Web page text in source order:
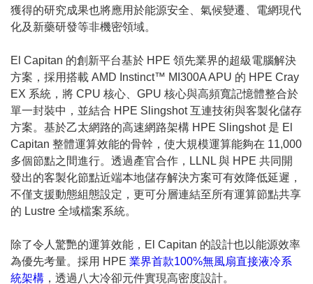
獲得的研究成果也將應用於能源安全、氣候變遷、電網現代
化及新藥研發等非機密領域。
El Capitan 的創新平台基於 HPE 領先業界的超級電腦解決
方案，採用搭載 AMD Instinct™ MI300A APU 的 HPE Cray
EX 系統，將 CPU 核心、GPU 核心與高頻寬記憶體整合於
單一封裝中，並結合 HPE Slingshot 互連技術與客製化儲存
方案。基於乙太網路的高速網路架構 HPE Slingshot 是 El
Capitan 整體運算效能的骨幹，使大規模運算能夠在 11,000
多個節點之間進行。透過產官合作，LLNL 與 HPE 共同開
發出的客製化節點近端本地儲存解決方案可有效降低延遲，
不僅支援動態組態設定，更可分層連結至所有運算節點共享
的 Lustre 全域檔案系統。
除了令人驚艷的運算效能，El Capitan 的設計也以能源效率
為優先考量。採用 HPE 業界首款100%無風扇直接液冷系
統架構 ，透過八大冷卻元件實現高密度設計。